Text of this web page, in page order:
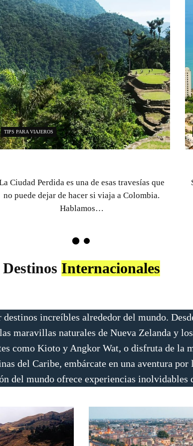
DESTINOS EN MAGDALENA
Marta, la joya del Caribe colombiano, es
un destino de ensueño que combina playas
paradisiacas…
Destinos Internacionales
increíbles alrededor del mundo.
maravillas naturales de Nueva Zelanda y
como Kioto y Angkor Wat, o disfruta de la
del Caribe, embárcate en una aventura
del mundo ofrece experiencias inolvidables